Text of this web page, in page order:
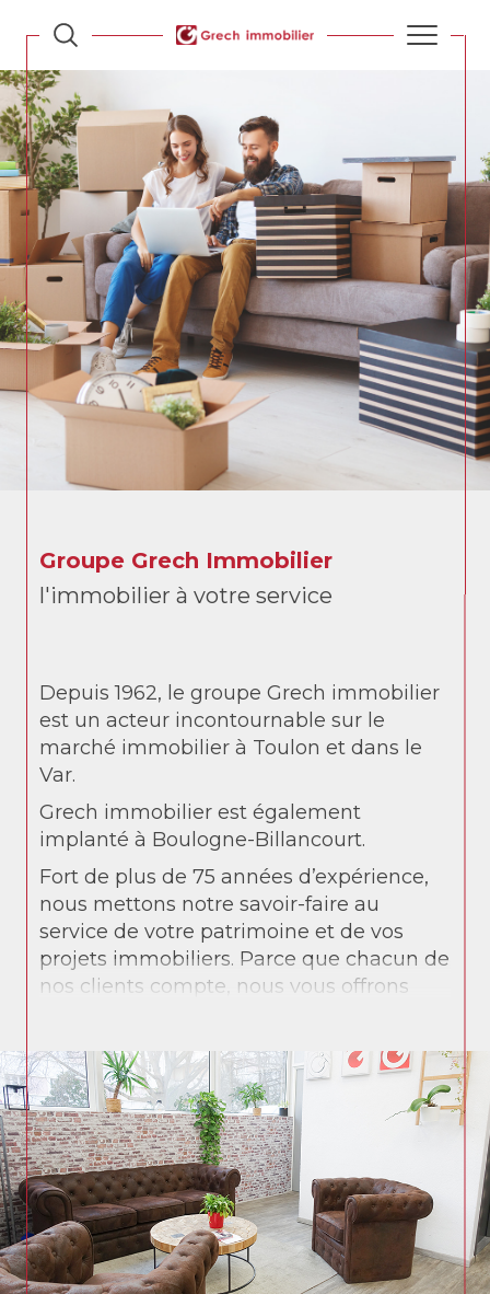
Groupe Grech Immobilier
l'immobilier à votre service
Depuis 1962, le groupe Grech immobilier
est un acteur incontournable sur le
marché immobilier à Toulon et dans le
Var.
Grech immobilier est également
implanté à Boulogne-Billancourt.
Fort de plus de 75 années d’expérience,
nous mettons notre savoir-faire au
service de votre patrimoine et de vos
projets immobiliers. Parce que chacun de
nos clients compte, nous vous offrons
L’ensemble de nos collaborateurs vous
accompagne sur vos différents projets :
achat, vente, gestion locative, syndic de
copropriété et immobilier d’entreprise.
Grech immobilier, c’est aujourd’hui
l’alliance d’un savoir-faire issu de notre
longue histoire et des technologies les
plus récentes pour vous offrir le meilleur